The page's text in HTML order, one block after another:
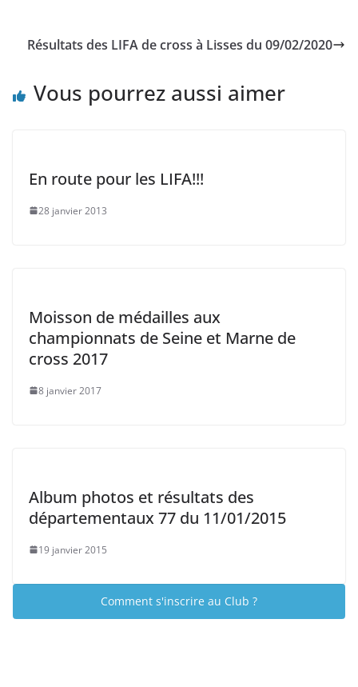
Résultats des LIFA de cross à Lisses du 09/02/2020
Vous pourrez aussi aimer
En route pour les LIFA!!!
28 janvier 2013
Moisson de médailles aux
championnats de Seine et Marne de
cross 2017
8 janvier 2017
Album photos et résultats des
départementaux 77 du 11/01/2015
19 janvier 2015
Comment s'inscrire au Club ?